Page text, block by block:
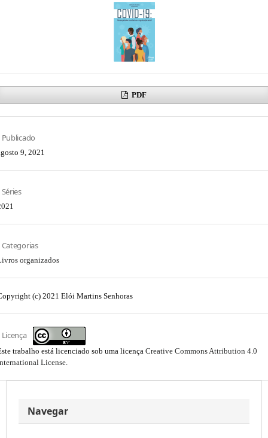
PDF
Publicado
9, 2021
Séries
Categorias
organizados
(c) 2021 Elói Martins Senhoras
Licença
trabalho está licenciado sob uma licença Creative Commons Attribution 4.0
License.
Navegar